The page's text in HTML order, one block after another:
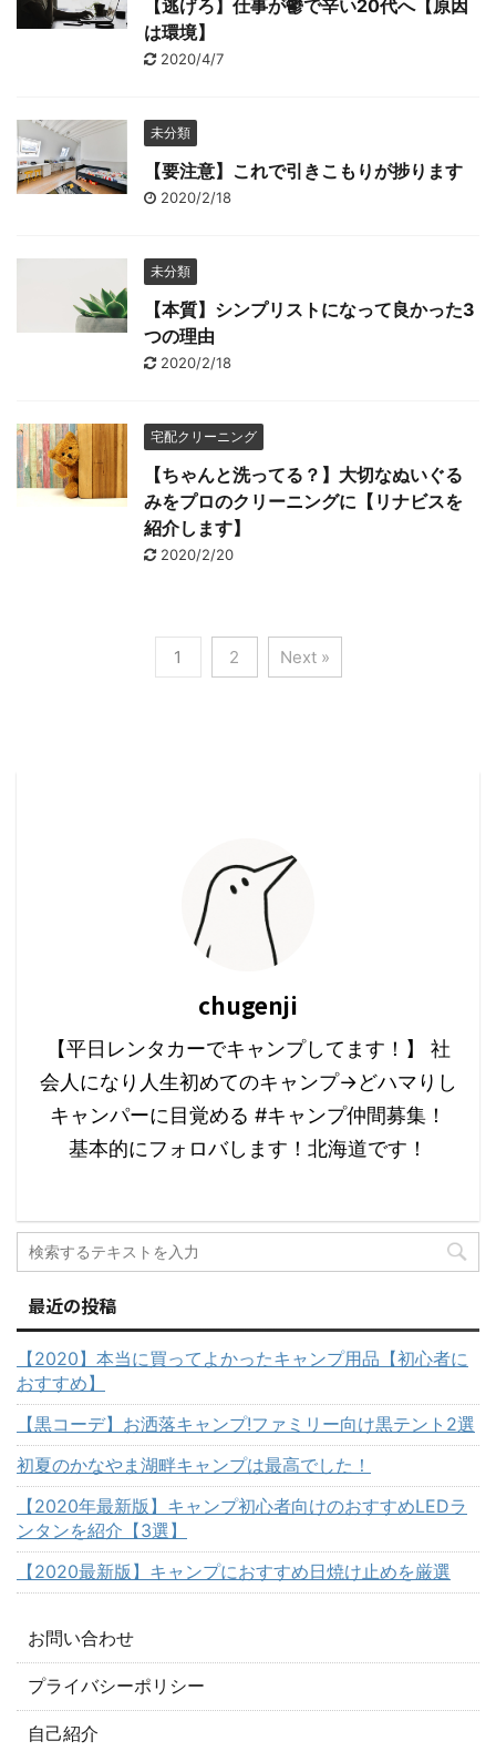
【逃げろ】仕事が鬱で辛い20代へ【原因
は環境】
2020/4/7
未分類
【要注意】これで引きこもりが捗ります
2020/2/18
未分類
【本質】シンプリストになって良かった3
つの理由
2020/2/18
宅配クリーニング
【ちゃんと洗ってる？】大切なぬいぐる
みをプロのクリーニングに【リナビスを
紹介します】
2020/2/20
1 2 Next »
chugenji
【平日レンタカーでキャンプしてます！】 社
会人になり人生初めてのキャンプ→どハマりし
キャンパーに目覚める #キャンプ仲間募集！
基本的にフォロバします！北海道です！
最近の投稿
【2020】本当に買ってよかったキャンプ用品【初心者に
おすすめ】
【黒コーデ】お洒落キャンプ!ファミリー向け黒テント2選
初夏のかなやま湖畔キャンプは最高でした！
【2020年最新版】キャンプ初心者向けのおすすめLEDラ
ンタンを紹介【3選】
【2020最新版】キャンプにおすすめ日焼け止めを厳選
お問い合わせ
プライバシーポリシー
自己紹介